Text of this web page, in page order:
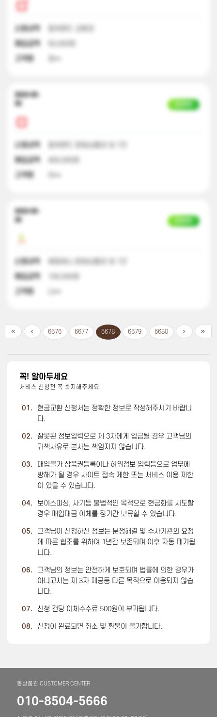
신청내역
매입금액
고객명
2023-05-
30
신청내역
매입금액
고객명
2023-05-
30
신청내역
매입금액
고객명
6676 6677 6678 6679 6680
꼭! 알아두세요
서비스 신청전 꼭 숙지해주세요
01.
현금교환 신청서는 정확한 정보로 작성해주시기 바랍니
다.
02.
잘못된 정보입력으로 제 3자에게 입금될 경우 고객님의
귀책사유로 본사는 책임지지 않습니다.
03.
매입불가 상품권등록이나 허위정보 입력등으로 업무에
방해가 될 경우 사이트 접속 제한 또는 서비스 이용 제한
이 있을 수 있습니다.
04.
보이스피싱, 사기등 불법적인 목적으로 현금화를 시도할
경우 매입대금 이체를 장기간 보류할 수 있습니다.
05.
고객님이 신청하신 정보는 분쟁해결 및 수사기관의 요청
에 따른 협조를 위하여 1년간 보존되며 이후 자동 폐기됩
니다.
06.
고객님의 정보는 안전하게 보호되며 법률에 의한 경우가
아니고서는 제 3자 제공등 다른 목적으로 이용되지 않습
니다.
07. 신청 건당 이체수수료 500원이 부과됩니다.
08. 신청이 완료되면 취소 및 환불이 불가합니다.
똥상품권 CUSTOMER CENTER
010-8504-5666